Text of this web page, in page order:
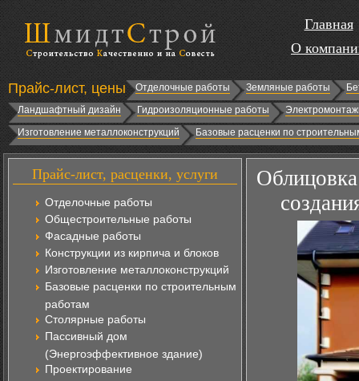
Главная
О
Прайс-лист, цены Отделочные работы Земляные работы
Ландшафтный дизайн
Гидроизоляционные работы
Изготовление металлоконструкций
Базовые расценки по
Прайс-лист, расценки, услуги
Отделочные работы
Общестроительные работы
Фасадные работы
Конструкции из кирпича и блоков
Изготовление металлоконструкций
Базовые расценки по строительным
работам
Столярные работы
Пассивный дом
(Энергоэффективное здание)
Проектирование